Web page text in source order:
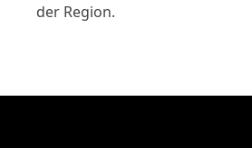
der Region.